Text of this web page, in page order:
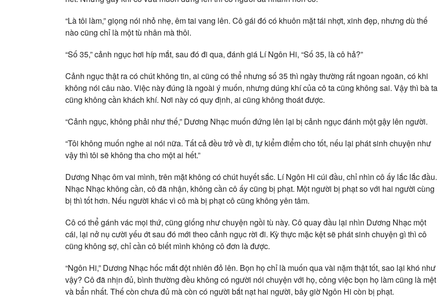
“Là tôi làm,” giọng nói nhỏ nhẹ, êm tai vang lên. Cô gái đó có khuôn mặt tái nhợt, xinh đẹp, nhưng dù thế
nào cũng chỉ là một tù nhân mà thôi.
“Số 35,” cảnh ngục hơi híp mắt, sau đó đi qua, đánh giá Lí Ngôn Hi, “Số 35, là cô hả?”
Cảnh ngục thật ra có chút không tin, ai cũng có thể nhưng số 35 thì ngày thường rất ngoan ngoãn, có khi
không nói câu nào. Việc này đúng là ngoài ý muốn, nhưng dúng khí của cô ta cũng không sai. Vậy thì bà ta
cũng không cần khách khí. Nơi này có quy định, ai cũng không thoát được.
“Cảnh ngục, không phải như thế,” Dương Nhạc muốn đứng lên lại bị cảnh ngục đánh một gậy lên người.
“Tôi không muốn nghe ai nói nữa. Tất cả đều trở về đi, tự kiểm điểm cho tốt, nếu lại phát sinh chuyện như
vậy thì tôi sẽ không tha cho một ai hết.”
Dương Nhạc ôm vai mình, trên mặt không có chút huyết sắc. Lí Ngôn Hi cúi đầu, chỉ nhìn cô ấy lắc lắc đầu.
Nhạc Nhạc không cần, cô đã nhận, không cần cô ấy cũng bị phạt. Một người bị phạt so với hai người cùng
bị thì tốt hơn. Nếu người khác vì cô mà bị phạt cô cũng không yên tâm.
Cô có thể gánh vác mọi thứ, cũng giống như chuyện ngồi tù này. Cô quay đầu lại nhìn Dương Nhạc một
cái, lại nở nụ cười yếu ớt sau đó mới theo cảnh ngục rời đi. Kỳ thực mặc kệt sẽ phát sinh chuyện gì thì cô
cũng không sợ, chỉ cần cô biết mình không cô đơn là được.
“Ngôn Hi,” Dương Nhạc hốc mắt đột nhiên đỏ lên. Bọn họ chỉ là muốn qua vài nặm thật tốt, sao lại khó như
vậy? Cô đã nhịn đủ, bình thường đều không có người nói chuyện với họ, công việc bọn họ làm cũng là mệt
và bẩn nhất. Thế còn chưa đủ mà còn có người bắt nạt hai người, bây giờ Ngôn Hi còn bị phạt.